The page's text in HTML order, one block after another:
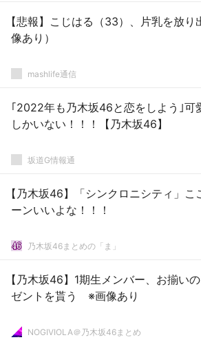
【悲報】こじはる（33）、片乳を放
像あり）
mashlife通信
｢2022年も乃木坂46と恋をしよう｣可
しかいない！！！【乃木坂46】
坂道G情報通
【乃木坂46】「シンクロニシティ」こ
ーンいいよな！！！
乃木坂46まとめの「ま」
【乃木坂46】1期生メンバー、お揃い
ゼントを貰う ※画像あり
NOGIVIOLA＠乃木坂46まとめ